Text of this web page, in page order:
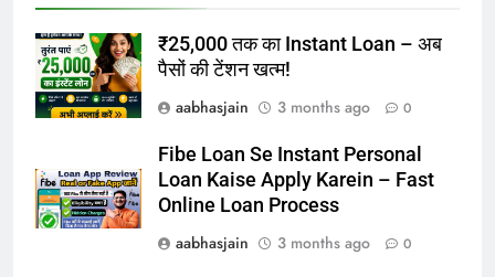
₹25,000 तक का Instant Loan – अब
पैसों की टेंशन खत्म!
aabhasjain
3 months ago 0
Fibe Loan Se Instant Personal
Loan Kaise Apply Karein – Fast
Online Loan Process
aabhasjain
3 months ago 0